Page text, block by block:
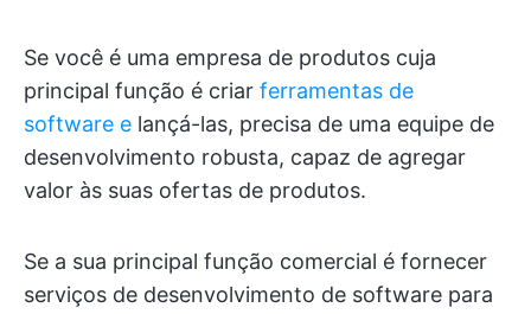
Se você é uma empresa de produtos cuja
principal função é criar ferramentas de
software e lançá-las, precisa de uma equipe de
desenvolvimento robusta, capaz de agregar
valor às suas ofertas de produtos.
Se a sua principal função comercial é fornecer
serviços de desenvolvimento de software para